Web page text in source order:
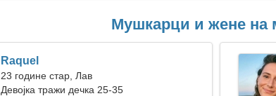
Мушкарци и жене на
Raquel
23 године стар, Лав
Девојка тражи дечка 25-35